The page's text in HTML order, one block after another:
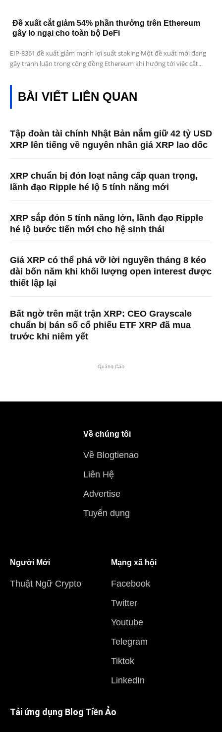
Đề xuất cắt giảm 54% phần thưởng trên Ethereum
gây lo ngại cho toàn bộ DeFi
EIP-8361 đề xuất giảm mạnh lợi suất staking Một đề xuất mới đang
gây tranh luận trong cộng đồng Ethereum khi hướng tới việc cắt...
BÀI VIẾT LIÊN QUAN
Tập đoàn tài chính Nhật Bản nắm giữ 42 tỷ USD
XRP lên tiếng về nguyên nhân giá XRP lao dốc
XRP chuẩn bị đón loạt nâng cấp quan trọng,
lãnh đạo Ripple hé lộ 5 tính năng mới
XRP sắp đón 5 tính năng lớn, lãnh đạo Ripple
hé lộ bước tiến mới cho hệ sinh thái
Giá XRP có thể phá vỡ lời nguyền tháng 8 kéo
dài bốn năm khi khối lượng open interest được
thiết lập lại
Bất ngờ trên mặt trận XRP: CEO Grayscale
chuẩn bị bán số cổ phiếu ETF XRP đã mua
trước khi niêm yết
Quảng Cáo
Về chúng tôi
Về Blogtienao
Liên Hệ
Advertise
Tuyển dụng
Người Mới
Thuật Ngữ Crypto
Mạng xã hội
Facebook
Twitter
Youtube
Telegram
Tiktok
LinkedIn
Tải ứng dụng Blog Tiền Ảo